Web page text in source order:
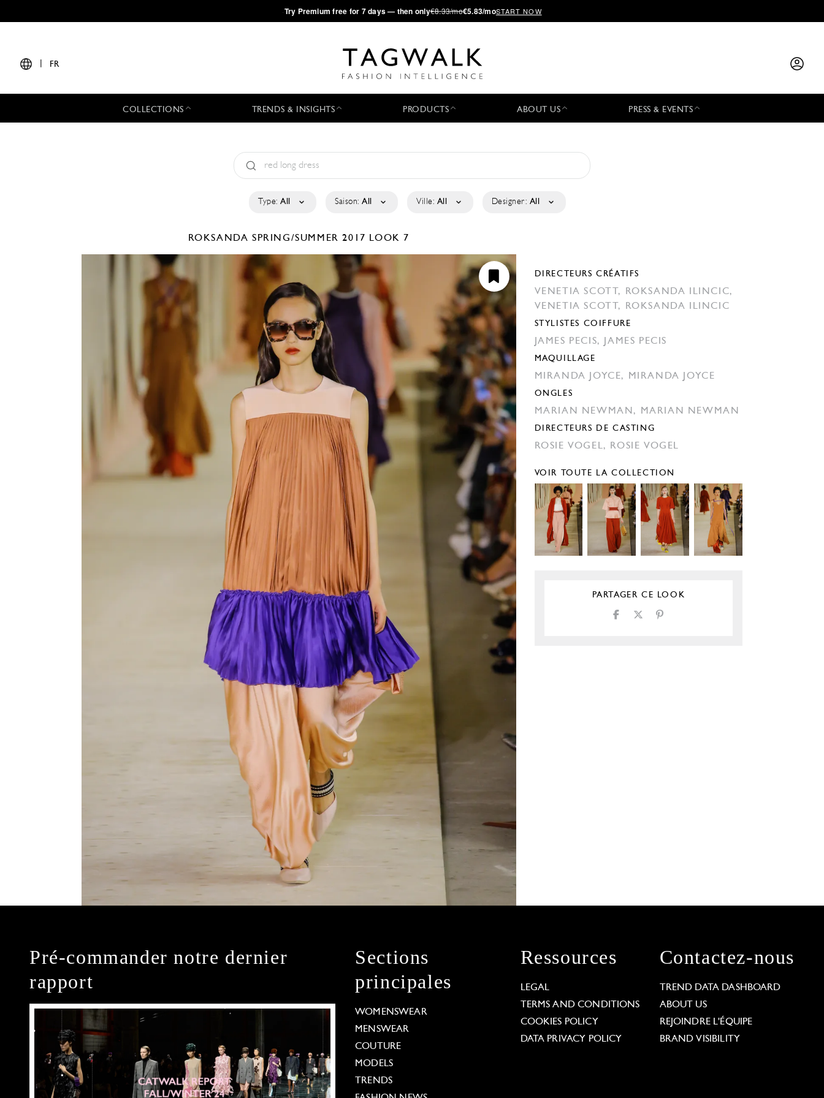
·Try Premium free for 7 days — then only€8.33/mo€5.83/moSTART NOW
FR
COLLECTIONS TRENDS & INSIGHTS PRODUCTS ABOUT US PRESS & EVENTS
Type: All Saison: All Ville: All Designer: All
ROKSANDASPRING/SUMMER 2017 LOOK 7
DIRECTEURS CRÉATIFS
VENETIA SCOTT,
ROKSANDA ILINCIC,
VENETIA SCOTT,
ROKSANDA ILINCIC
STYLISTES COIFFURE
JAMES PECIS, JAMES PECIS
MAQUILLAGE
MIRANDA JOYCE, MIRANDA JOYCE
ONGLES
MARIAN NEWMAN, MARIAN NEWMAN
DIRECTEURS DE CASTING
ROSIE VOGEL, ROSIE VOGEL
VOIR TOUTE LA COLLECTION
PARTAGER CE LOOK
Pré-commander notre dernier
rapport
Sections
principales
WOMENSWEAR
MENSWEAR
COUTURE
MODELS
TRENDS
Ressources
LEGAL
TERMS AND CONDITIONS
COOKIES POLICY
DATA PRIVACY POLICY
Contactez-nous
TREND DATA DASHBOARD
ABOUT US
REJOINDRE L'ÉQUIPE
BRAND VISIBILITY